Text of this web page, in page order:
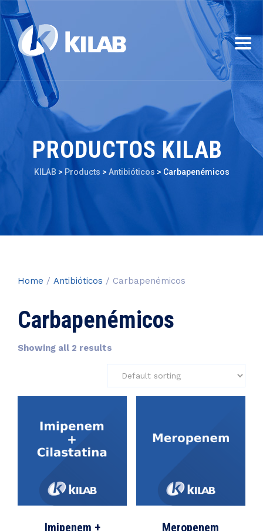
PRODUCTOS KILAB
KILAB > Products > Antibióticos > Carbapenémicos
Home / Antibióticos / Carbapenémicos
Carbapenémicos
Showing all 2 results
Imipenem +
Meropenem